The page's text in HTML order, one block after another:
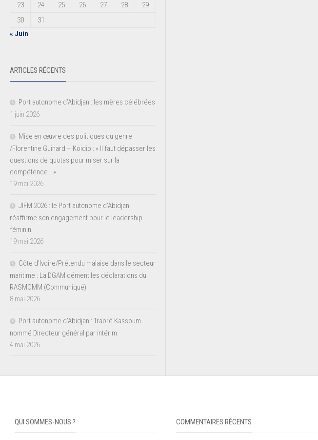
23
24 25 26 27 28
29
30
31
« Juin
ARTICLES RÉCENTS
Port autonome d’Abidjan : les mères célébrées
1 juin 2026
Mise en œuvre des politiques du genre
/Florentine Guihard – Koidio : « Il faut dépasser les
questions de quotas pour miser sur la
compétence… »
19 mai 2026
JIFM 2026 : le Port autonome d’Abidjan
réaffirme son engagement pour le leadership
féminin
19 mai 2026
Côte d’Ivoire/Prétendu malaise dans le secteur
maritime : La DGAM dément les déclarations du
RASMOMM (Communiqué)
8 mai 2026
Port autonome d’Abidjan : Traoré Kassoum
nommé Directeur général par intérim
4 mai 2026
QUI SOMMES-NOUS ? COMMENTAIRES RÉCENTS